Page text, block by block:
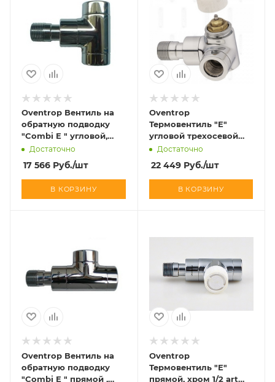
Oventrop Вентиль на
обратную подводку
"Combi E " угловой,
хром 1/2 art 1166052
Достаточно
17 566 Руб./шт
В КОРЗИНУ
Oventrop
Термовентиль "E"
угловой трехосевой
правый, хром 1/2 art
Достаточно
22 449Руб./шт
В КОРЗИНУ
Oventrop Вентиль на
обратную подводку
"Combi E " прямой ,
Oventrop
Термовентиль "E"
прямой, хром 1/2 art